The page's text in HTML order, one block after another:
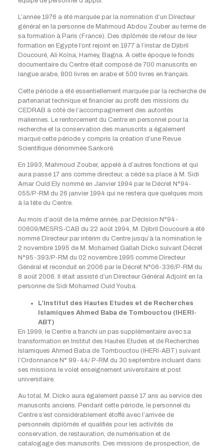
L’année 1976 a été marquée par la nomination d’un Directeur
général en la personne de Mahmoud Abdou Zouber au terme de
sa formation à Paris (France). Des diplômés de retour de leur
formation en Egypte l’ont rejoint en 1977 à l’instar de Djibril
Doucouré, Ali Koïna, Hamey, Bagna. A cette époque le fonds
documentaire du Centre était composé de 700 manuscrits en
langue arabe, 800 livres en arabe et 500 livres en français.
Cette période a été essentiellement marquée par la recherche de
partenariat technique et financier au profit des missions du
CEDRAB à côté de l’accompagnement des autorités
maliennes. Le renforcement du Centre en personnel pour la
recherche et la conservation des manuscrits a également
marqué cette période y compris la création d’une Revue
Scientifique dénommée Sankoré.
En 1993, Mahmoud Zouber, appelé à d’autres fonctions et qui
aura passé 17 ans comme directeur, a cédé sa place à M. Sidi
Amar Ould Ely nommé en Janvier 1994 par le Décret N°94-
055/P-RM du 26 janvier 1994 qui ne restera que quelques mois
à la tête du Centre.
Au mois d’août de la même année, par Décision N°94-
00609/MESRS-CAB du 22 août 1994, M. Djibril Doucouré a été
nommé Directeur par intérim du Centre jusqu’à la nomination le
2 novembre 1995 de M. Mohamed Gallah Dicko suivant Décret
N°95-393/P-RM du 02 novembre 1995 comme Directeur
Général et reconduit en 2006 par le Décret N°06-336/P-RM du
8 août 2006. Il était assisté d’un Directeur Général Adjoint en la
personne de Sidi Mohamed Ould Youba.
L’Institut des Hautes Etudes et de Recherches
Islamiques Ahmed Baba de Tombouctou (IHERI-
ABT)
En 1999, le Centre a franchi un pas supplémentaire avec sa
transformation en Institut des Hautes Etudes et de Recherches
Islamiques Ahmed Baba de Tombouctou (IHERI-ABT) suivant
l’Ordonnance N° 99-44/ P-RM du 30 septembre incluant dans
ses missions le volet enseignement universitaire et post
universitaire.
Au total, M. Dicko aura également passé 17 ans au service des
manuscrits anciens. Pendant cette période, le personnel du
Centre s’est considérablement étoffé avec l’arrivée de
personnels diplômés et qualifiés pour les activités de
conservation, de restauration, de numérisation et de
catalogage des manuscrits. Des missions de prospection, de